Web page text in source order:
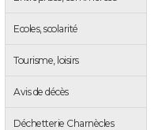
Ecoles, scolarité
Tourisme, loisirs
Avis de décès
Déchetterie Charnècles